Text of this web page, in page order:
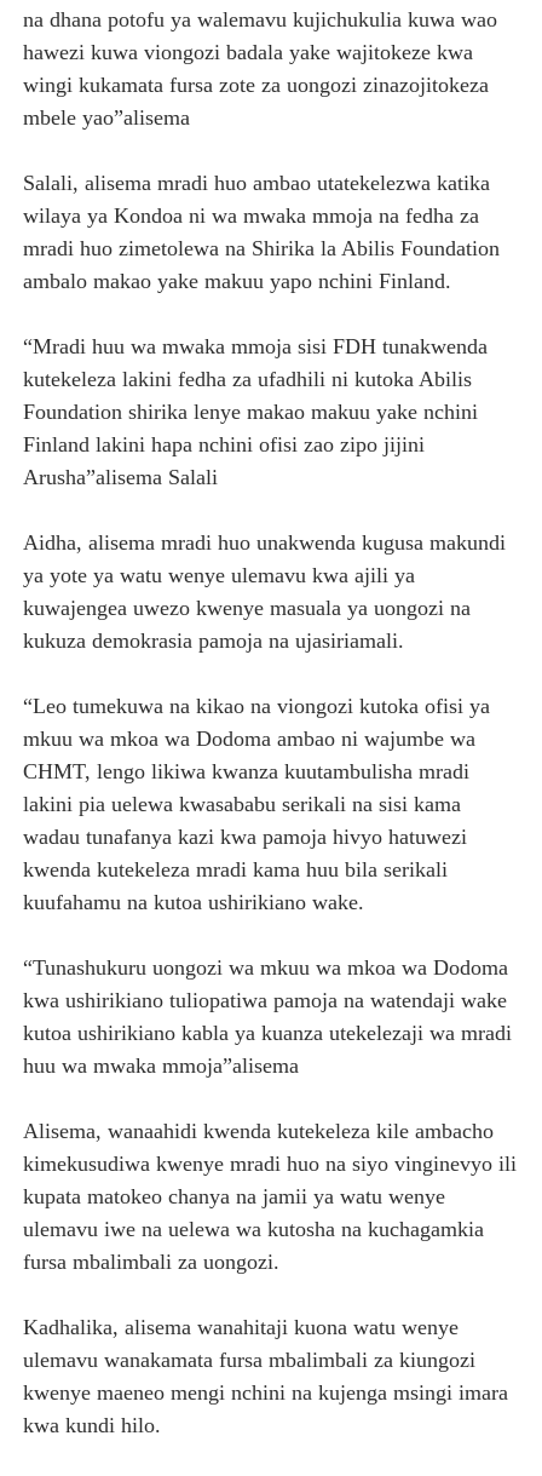
na dhana potofu ya walemavu kujichukulia kuwa wao
hawezi kuwa viongozi badala yake wajitokeze kwa
wingi kukamata fursa zote za uongozi zinazojitokeza
mbele yao”alisema
Salali, alisema mradi huo ambao utatekelezwa katika
wilaya ya Kondoa ni wa mwaka mmoja na fedha za
mradi huo zimetolewa na Shirika la Abilis Foundation
ambalo makao yake makuu yapo nchini Finland.
“Mradi huu wa mwaka mmoja sisi FDH tunakwenda
kutekeleza lakini fedha za ufadhili ni kutoka Abilis
Foundation shirika lenye makao makuu yake nchini
Finland lakini hapa nchini ofisi zao zipo jijini
Arusha”alisema Salali
Aidha, alisema mradi huo unakwenda kugusa makundi
ya yote ya watu wenye ulemavu kwa ajili ya
kuwajengea uwezo kwenye masuala ya uongozi na
kukuza demokrasia pamoja na ujasiriamali.
“Leo tumekuwa na kikao na viongozi kutoka ofisi ya
mkuu wa mkoa wa Dodoma ambao ni wajumbe wa
CHMT, lengo likiwa kwanza kuutambulisha mradi
lakini pia uelewa kwasababu serikali na sisi kama
wadau tunafanya kazi kwa pamoja hivyo hatuwezi
kwenda kutekeleza mradi kama huu bila serikali
kuufahamu na kutoa ushirikiano wake.
“Tunashukuru uongozi wa mkuu wa mkoa wa Dodoma
kwa ushirikiano tuliopatiwa pamoja na watendaji wake
kutoa ushirikiano kabla ya kuanza utekelezaji wa mradi
huu wa mwaka mmoja”alisema
Alisema, wanaahidi kwenda kutekeleza kile ambacho
kimekusudiwa kwenye mradi huo na siyo vinginevyo ili
kupata matokeo chanya na jamii ya watu wenye
ulemavu iwe na uelewa wa kutosha na kuchagamkia
fursa mbalimbali za uongozi.
Kadhalika, alisema wanahitaji kuona watu wenye
ulemavu wanakamata fursa mbalimbali za kiungozi
kwenye maeneo mengi nchini na kujenga msingi imara
kwa kundi hilo.